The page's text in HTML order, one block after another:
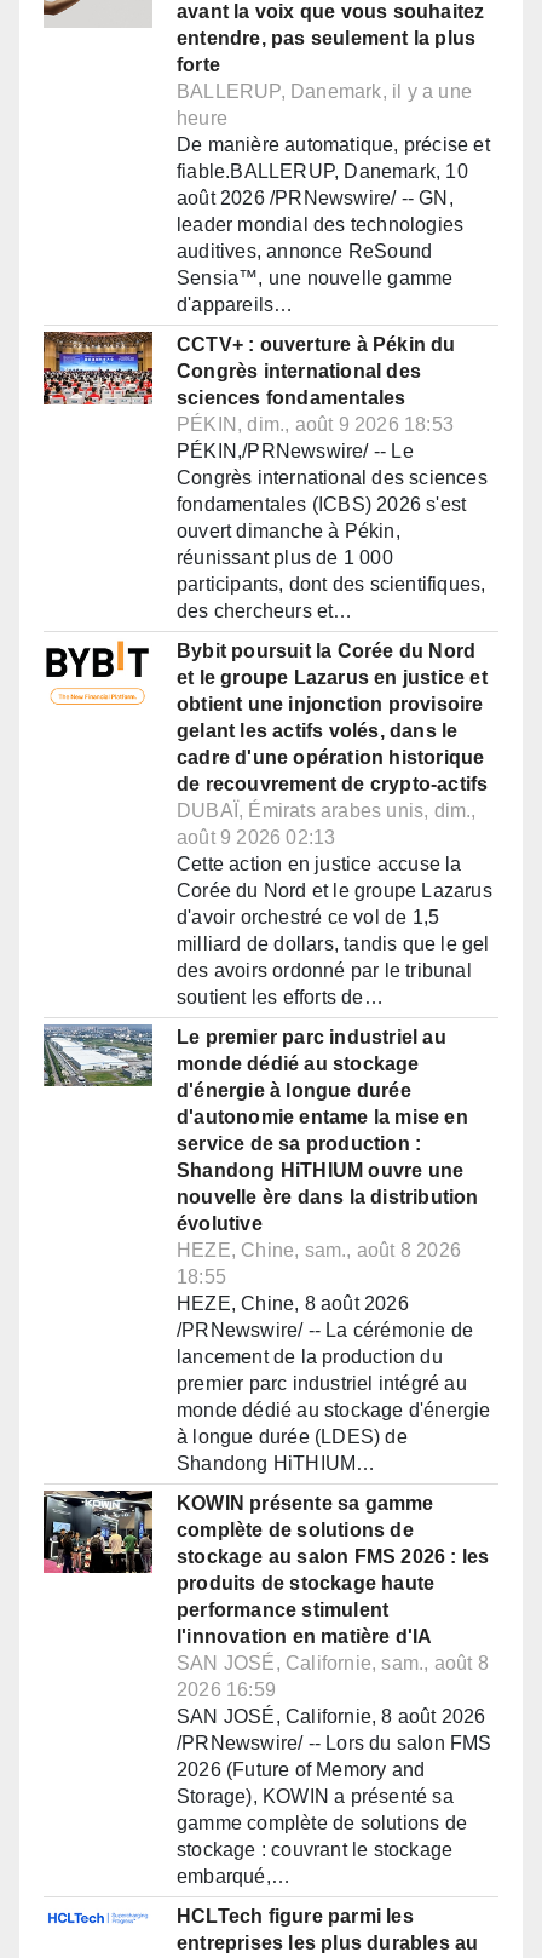
avant la voix que vous souhaitez
entendre, pas seulement la plus
forte
BALLERUP, Danemark, il y a une
heure
De manière automatique, précise et
fiable.BALLERUP, Danemark, 10
août 2026 /PRNewswire/ -- GN,
leader mondial des technologies
auditives, annonce ReSound
Sensia™, une nouvelle gamme
d'appareils…
CCTV+ : ouverture à Pékin du
Congrès international des
sciences fondamentales
PÉKIN, dim., août 9 2026 18:53
PÉKIN,/PRNewswire/ -- Le
Congrès international des sciences
fondamentales (ICBS) 2026 s'est
ouvert dimanche à Pékin,
réunissant plus de 1 000
participants, dont des scientifiques,
des chercheurs et…
Bybit poursuit la Corée du Nord
et le groupe Lazarus en justice et
obtient une injonction provisoire
gelant les actifs volés, dans le
cadre d'une opération historique
de recouvrement de crypto-actifs
DUBAÏ, Émirats arabes unis, dim.,
août 9 2026 02:13
Cette action en justice accuse la
Corée du Nord et le groupe Lazarus
d'avoir orchestré ce vol de 1,5
milliard de dollars, tandis que le gel
des avoirs ordonné par le tribunal
soutient les efforts de…
Le premier parc industriel au
monde dédié au stockage
d'énergie à longue durée
d'autonomie entame la mise en
service de sa production :
Shandong HiTHIUM ouvre une
nouvelle ère dans la distribution
évolutive
HEZE, Chine, sam., août 8 2026
18:55
HEZE, Chine, 8 août 2026
/PRNewswire/ -- La cérémonie de
lancement de la production du
premier parc industriel intégré au
monde dédié au stockage d'énergie
à longue durée (LDES) de
Shandong HiTHIUM…
KOWIN présente sa gamme
complète de solutions de
stockage au salon FMS 2026 : les
produits de stockage haute
performance stimulent
l'innovation en matière d'IA
SAN JOSÉ, Californie, sam., août 8
2026 16:59
SAN JOSÉ, Californie, 8 août 2026
/PRNewswire/ -- Lors du salon FMS
2026 (Future of Memory and
Storage), KOWIN a présenté sa
gamme complète de solutions de
stockage : couvrant le stockage
embarqué,…
HCLTech figure parmi les
entreprises les plus durables au